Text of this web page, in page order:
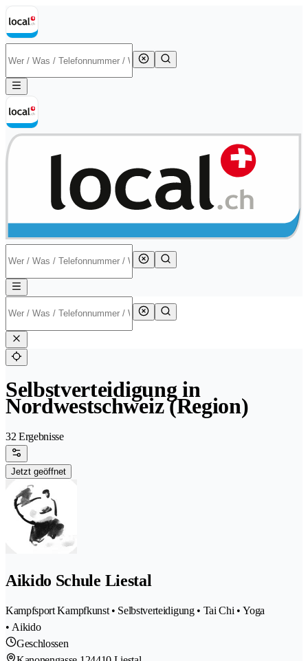
Selbstverteidigung in
Nordwestschweiz (Region)
32 Ergebnisse
Jetzt geöffnet
Aikido Schule Liestal
Kampfsport Kampfkunst • Selbstverteidigung • Tai Chi • Yoga
• Aikido
Geschlossen